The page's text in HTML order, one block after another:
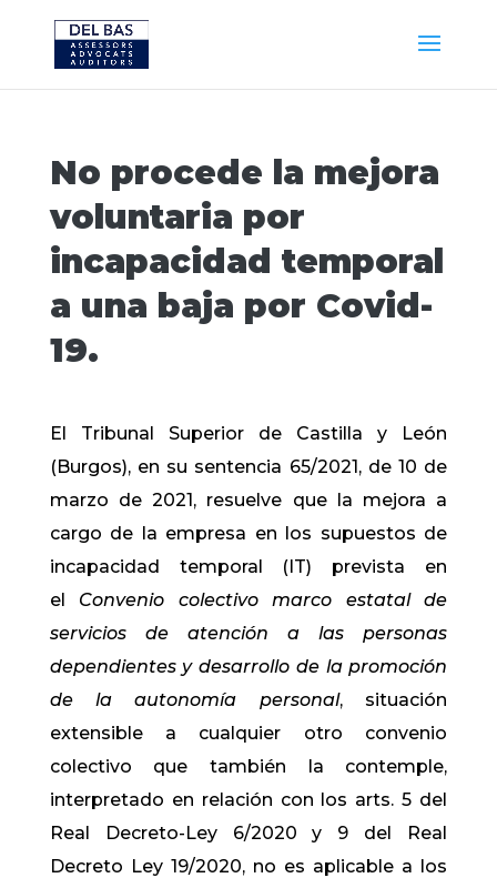
No procede la mejora
voluntaria por
incapacidad temporal
a una baja por Covid-
19.
El Tribunal Superior de Castilla y León
(Burgos), en su sentencia 65/2021, de 10 de
marzo de 2021, resuelve que la mejora a
cargo de la empresa en los supuestos de
incapacidad temporal (IT) prevista en
el Convenio colectivo marco estatal de
servicios de atención a las personas
dependientes y desarrollo de la promoción
de la autonomía personal, situación
extensible a cualquier otro convenio
colectivo que también la contemple,
interpretado en relación con los arts. 5 del
Real Decreto-Ley 6/2020 y 9 del Real
Decreto Ley 19/2020, no es aplicable a los